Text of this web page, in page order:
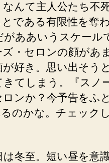
んて主人公たち不
である有限性を奪
ああいうスケール
・セロンの顔があ
好き。思い出そう
てしまう。『スノ
ンか？今予告をふ
のかな。チェック
冬至。短い昼を意